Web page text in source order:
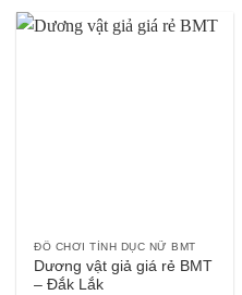
1.280.000 VND.
ĐỒ CHƠI TÌNH DỤC NỮ BMT
Dương vật giả giá rẻ BMT
– Đắk Lắk